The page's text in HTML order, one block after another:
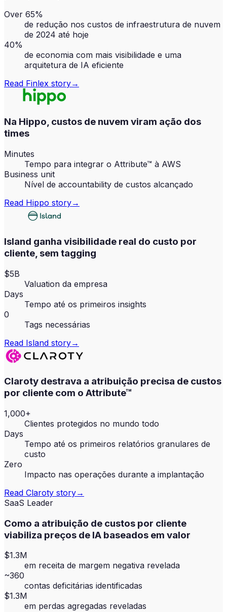
Over 65%
de redução nos custos de infraestrutura de nuvem
de 2024 até hoje
40%
de economia com mais visibilidade e uma
arquitetura de IA eficiente
Read Finlex story→
Na Hippo, custos de nuvem viram ação dos
times
Minutes
Tempo para integrar o Attribute™ à AWS
Business unit
Nível de accountability de custos alcançado
Read Hippo story→
Island ganha visibilidade real do custo por
cliente, sem tagging
$5B
Valuation da empresa
Days
Tempo até os primeiros insights
0
Tags necessárias
Read Island story→
Claroty destrava a atribuição precisa de custos
por cliente com o Attribute™
1,000+
Clientes protegidos no mundo todo
Days
Tempo até os primeiros relatórios granulares de
custo
Zero
Impacto nas operações durante a implantação
Read Claroty story→
SaaS Leader
Como a atribuição de custos por cliente
viabiliza preços de IA baseados em valor
$1.3M
em receita de margem negativa revelada
~360
contas deficitárias identificadas
$1.3M
em perdas agregadas reveladas